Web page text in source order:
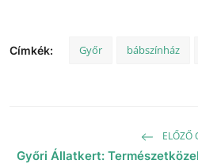
Címkék: Győr bábszínház
ELŐZŐ
Győri Állatkert: